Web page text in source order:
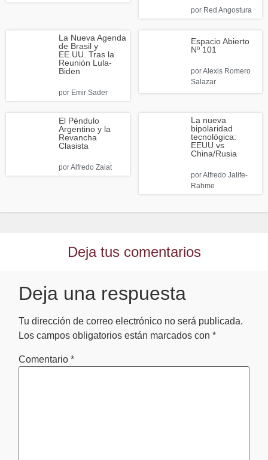
por Red Angostura
La Nueva Agenda
de Brasil y
EE.UU. Tras la
Reunión Lula-
Biden
porEmir Sader
Espacio Abierto
Nº 101
porAlexis Romero
Salazar
El Péndulo
Argentino y la
Revancha
Clasista
porAlfredo Zaiat
La nueva
bipolaridad
tecnológica:
EEUU vs
China/Rusia
porAlfredo Jalife-
Rahme
Deja tus comentarios
Deja una respuesta
Tu dirección de correo electrónico no será publicada.
Los campos obligatorios están marcados con*
Comentario*